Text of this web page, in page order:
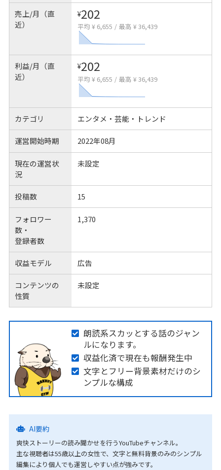
売上/月（直
近）
¥202
平均 ¥ 6,655 / 最高 ¥ 36,439
利益/月（直
近）
¥202
平均 ¥ 6,655 / 最高 ¥ 36,439
カテゴリ エンタメ・芸能・トレンド
運営開始時期 2022年08月
現在の運営状
況
未設定
投稿数 15
フォロワー
数・
登録者数
1,370
収益モデル 広告
コンテンツの
性質
未設定
朗読系スカッとする話のジャン
ルになります。
収益化済で現在も報酬発生中
文字とフリー背景素材だけのシ
ンプルな構成
AI要約
爽快ストーリーの読み聞かせを行うYouTubeチャンネル。
主な視聴者は55歳以上の女性で、文字と無料背景のみのシンプル
編集により個人でも運営しやすい点が強みです。